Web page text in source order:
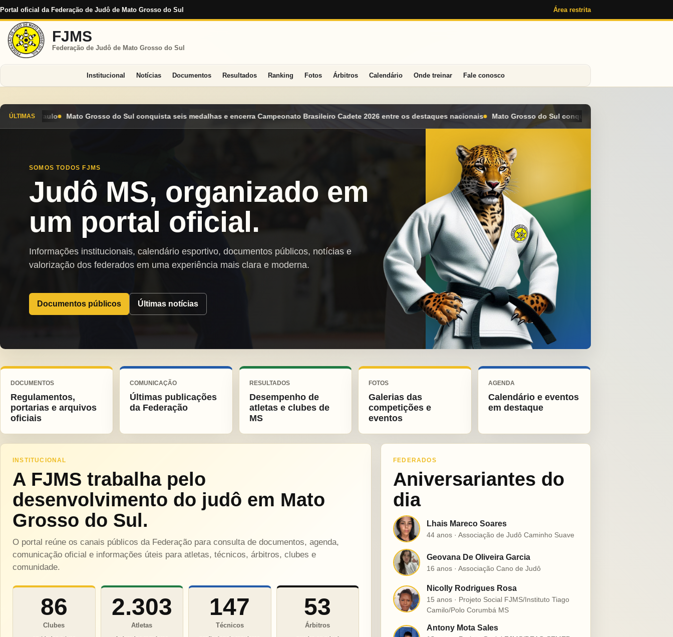
Portal oficial da Federação de Judô de Mato Grosso do Sul Área restrita
FJMS
Federação de Judô de Mato Grosso do Sul
Institucional Notícias Documentos Resultados Ranking Fotos Árbitros Calendário Onde treinar Fale conosco
ÚLTIMAS
Sul conquista seis medalhas e encerra Campeonato Brasileiro Cadete 2026 entre os destaques nacionais Mato Grosso do Sul conquista seis medalhas e alcança o 4º lugar geral no
SOMOS TODOS FJMS
Judô MS, organizado em
um portal oficial.
Informações institucionais, calendário esportivo, documentos públicos, notícias e
valorização dos federados em uma experiência mais clara e moderna.
Documentos públicos Últimas notícias
DOCUMENTOS
Regulamentos,
portarias e arquivos
oficiais
COMUNICAÇÃO
Últimas publicações
da Federação
RESULTADOS
Desempenho de
atletas e clubes de
MS
FOTOS
Galerias das
competições e
eventos
AGENDA
Calendário e eventos
em destaque
INSTITUCIONAL
A FJMS trabalha pelo
desenvolvimento do judô em Mato
Grosso do Sul.
O portal reúne os canais públicos da Federação para consulta de documentos, agenda,
comunicação oficial e informações úteis para atletas, técnicos, árbitros, clubes e
comunidade.
86
Clubes
2.303
Atletas
147
Técnicos
53
Árbitros
FEDERADOS
Aniversariantes do
dia
L Lhais Mareco Soares
44 anos · Associação de Judô Caminho Suave
G Geovana De Oliveira Garcia
16 anos · Associação Cano de Judô
N
Nicolly Rodrigues Rosa
15 anos · Projeto Social FJMS/Instituto Tiago
Camilo/Polo Corumbá MS
Antony Mota Sales